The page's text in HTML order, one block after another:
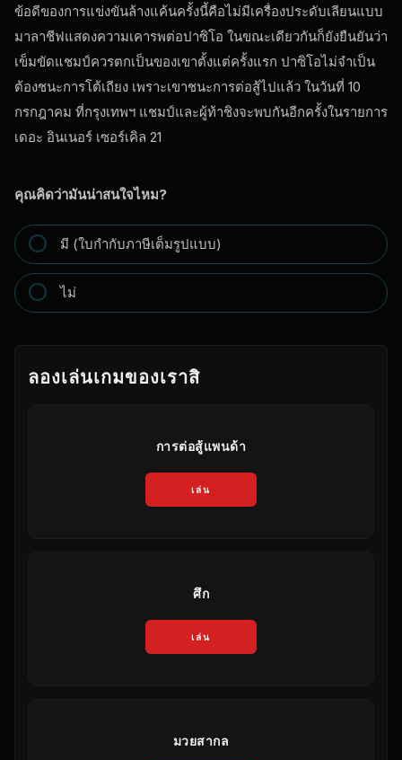
ข้อดีของการแข่งขันล้างแค้นครั้งนี้คือไม่มีเครื่องประดับเลียนแบบ
มาลาชีฟแสดงความเคารพต่อปาซิโอ ในขณะเดียวกันก็ยังยืนยันว่า
เข็มขัดแชมป์ควรตกเป็นของเขาตั้งแต่ครั้งแรก ปาซิโอไม่จำเป็น
ต้องชนะการโต้เถียง เพราะเขาชนะการต่อสู้ไปแล้ว ในวันที่ 10
กรกฎาคม ที่กรุงเทพฯ แชมป์และผู้ท้าชิงจะพบกันอีกครั้งในรายการ
เดอะ อินเนอร์ เซอร์เคิล 21
คุณคิดว่ามันน่าสนใจไหม?
มี (ใบกำกับภาษีเต็มรูปแบบ)
ไม่
ลองเล่นเกมของเราสิ
การต่อสู้แพนด้า
เล่น
ศึก
เล่น
มวยสากล